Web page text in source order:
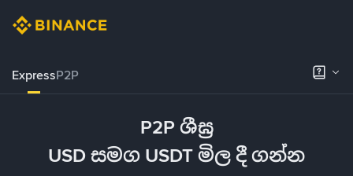
ExpressP2P
P2P ශීඝ්‍ර
USD සමග USDT මිල දී ගන්න